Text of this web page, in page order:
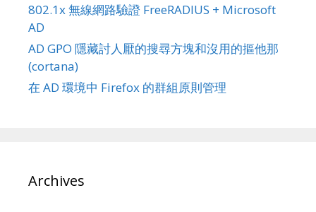
802.1x 無線網路驗證 FreeRADIUS + Microsoft
AD
AD GPO 隱藏討人厭的搜尋方塊和沒用的摳他那
(cortana)
在 AD 環境中 Firefox 的群組原則管理
Archives